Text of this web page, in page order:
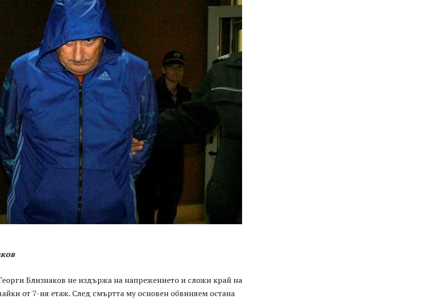
Близнаков не издържа на напрежението и сложи край на
от 7-ия етаж. След смъртта му основен обвиняем остана